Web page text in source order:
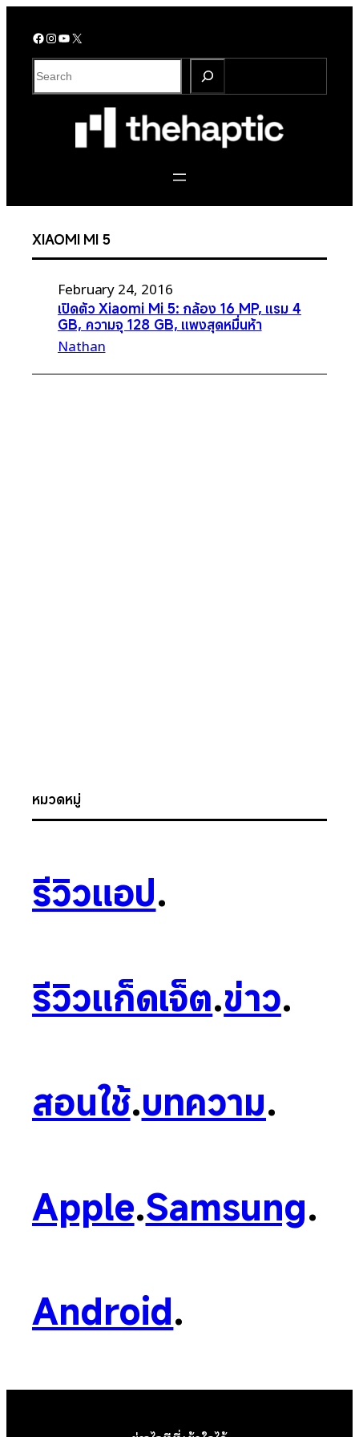
Facebook InstagramYouTube X
S
e
XIAOMI MI 5
February 24, 2016
เปิดตัว Xiaomi Mi 5: กล้อง 16 MP, แรม 4
GB, ความจุ 128 GB, แพงสุดหมื่นห้า
Nathan
หมวดหมู่
รีวิวแอป.
รีวิวแก็ดเจ็ต.ข่าว.
สอนใช้.บทความ.
Apple.Samsung.
Android.